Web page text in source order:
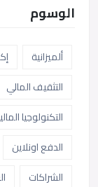
الوسوم
ألميزانية
التثقيف المالي
التكنولوجيا
الدفع اونلاين
الشراكات